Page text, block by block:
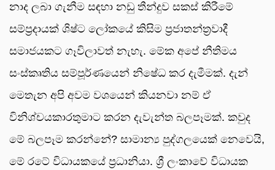
නාද ලබා ගැනීම සඳහා නඩු තීන්දුව සකස් කිරීමේ
සම්ප්‍රදායක් ශිෂ්ට ලෝකයේ කිසිම ප්‍රජාතන්ත්‍රවාදී
සමාජයකට ගෑවිලාවත් නැහැ. මේක අපේ නීතිමය
සංස්කෘතිය සම්පූර්ණයෙන් නිෂේධ කර දැමීමක්. දැන්
මෙතැන අපි අවම වශයෙන් කියනවා නම් ඒ
විනිශ්චයකාරතුමාට කරන දැවැන්ත බලපෑමක්. කවුද
මේ බලපෑම කරන්නේ? සාමාන්‍ය පුද්ගලයෙක් නෙවෙයි,
මේ රටේ විධායකයේ ප්‍රධානියා. ශ්‍රී ලංකාවේ විධායක